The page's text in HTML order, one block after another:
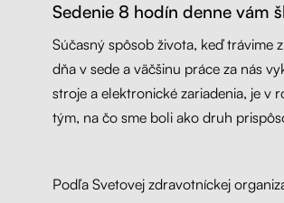
Sedenie 8 hodín denne vám
Súčasný spôsob života, keď trávime
dňa v sede a väčšinu práce za nás
stroje a elektronické zariadenia, je v
tým, na čo sme boli ako druh
Podľa Svetovej zdravotníckej